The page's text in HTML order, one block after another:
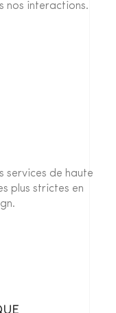
nos interactions.
services de haute
plus strictes en